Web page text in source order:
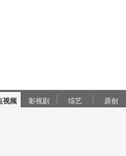
视频 影视剧 综艺 原创